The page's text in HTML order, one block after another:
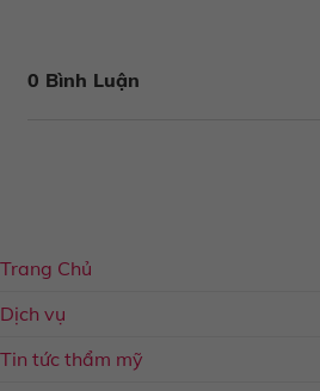
0 Bình Luận
Trang Chủ
Dịch vụ
Tin tức thẩm mỹ